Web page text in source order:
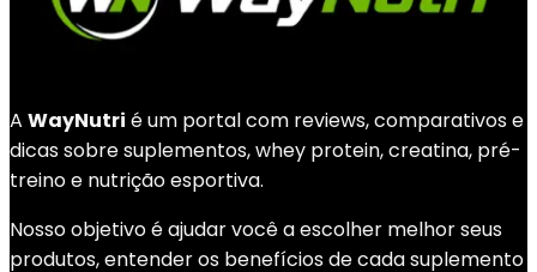
A WayNutri é um portal com reviews, comparativos e
dicas sobre suplementos, whey protein, creatina, pré-
treino e nutrição esportiva.
Nosso objetivo é ajudar você a escolher melhor seus
produtos, entender os benefícios de cada suplemento